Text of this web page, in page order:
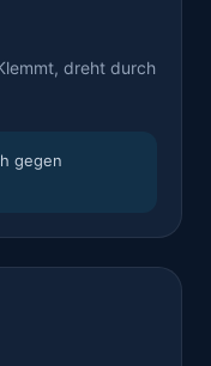
dreht durch
gegen